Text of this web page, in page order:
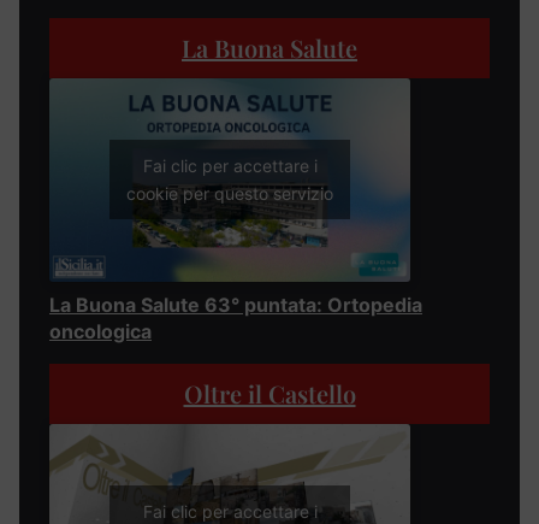
La Buona Salute
Fai clic per accettare i
cookie per questo servizio
La Buona Salute 63° puntata: Ortopedia
oncologica
Oltre il Castello
Fai clic per accettare i